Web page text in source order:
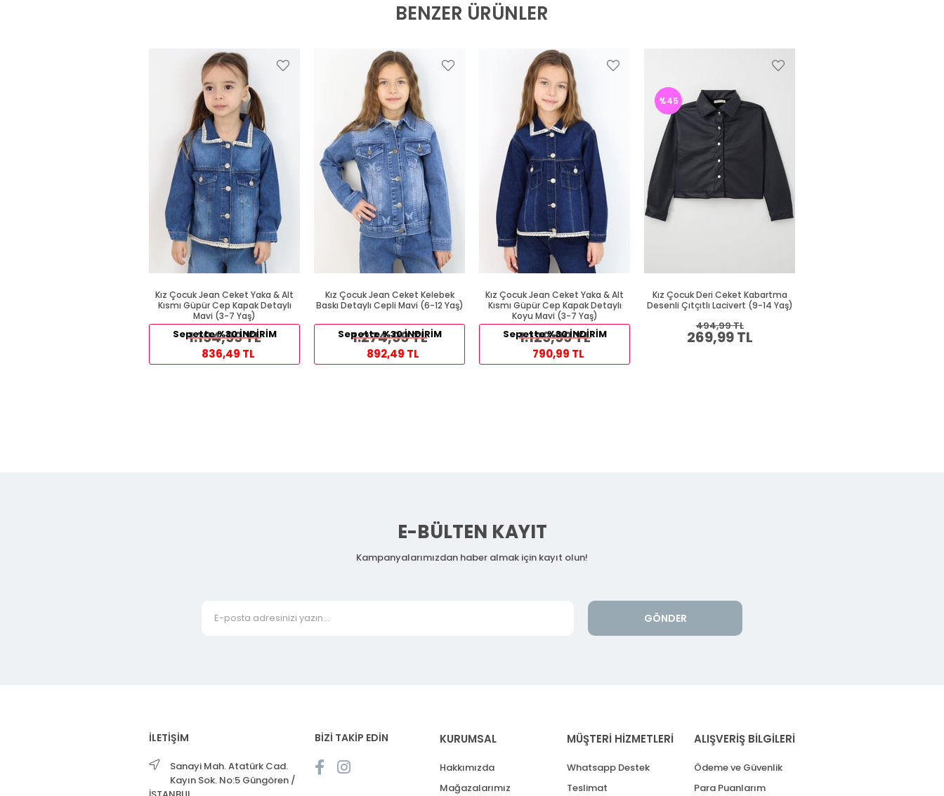
BENZER ÜRÜNLER
Kız Çocuk Jean Ceket Yaka & Alt
Kısmı Güpür Cep Kapak Detaylı
Mavi (3-7 Yaş)
1.194,99 TL
Sepette %30 İNDİRİM
836,49 TL
Kız Çocuk Jean Ceket Kelebek
Baskı Detaylı Cepli Mavi (6-12 Yaş)
1.274,99 TL
Sepette %30 İNDİRİM
892,49 TL
Kız Çocuk Jean Ceket Yaka & Alt
Kısmı Güpür Cep Kapak Detaylı
Koyu Mavi (3-7 Yaş)
1.129,99 TL
Sepette %30 İNDİRİM
790,99 TL
Kız Çocuk Deri Ceket Kabartma
Desenli Çıtçıtlı Lacivert (9-14 Yaş)
269,99 TL
494,99 TL
%45
E-BÜLTEN KAYIT
Kampanyalarımızdan haber almak için kayıt olun!
GÖNDER
İLETİŞİM
Sanayi Mah. Atatürk Cad.
Kayın Sok. No:5 Güngören /
BİZİ TAKİP EDİN KURUMSAL
Hakkımızda
Mağazalarımız
MÜŞTERİ HİZMETLERİ
Whatsapp Destek
Teslimat
ALIŞVERİŞ BİLGİLERİ
Ödeme ve Güvenlik
Para Puanlarım